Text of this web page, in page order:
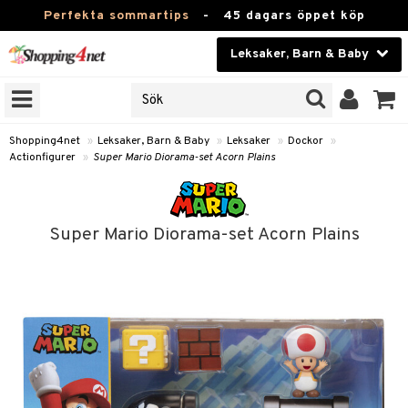
Perfekta sommartips - 45 dagars öppet köp
Leksaker, Barn & Baby
Skönhet
Kontaktlinser
Fitness
Leksaker, Barn & Baby
Varumärken
Kampanjer
Shopping4net » Leksaker, Barn & Baby » Leksaker » Dockor »
Actionfigurer » Super Mario Diorama-set Acorn Plains
Super Mario Diorama-set Acorn Plains
Skallra
& Matförvaring
& Handdukar